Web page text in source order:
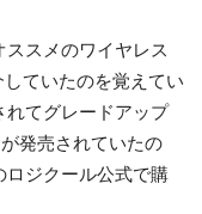
スメのワイヤレス
ていたのを覚えてい
てグレードアップ
が発売されていたの
ロジクール公式で購